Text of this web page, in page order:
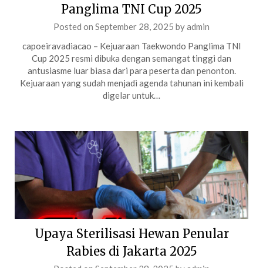
Panglima TNI Cup 2025
Posted on September 28, 2025 byadmin
capoeiravadiacao – Kejuaraan Taekwondo Panglima TNI
Cup 2025 resmi dibuka dengan semangat tinggi dan
antusiasme luar biasa dari para peserta dan penonton.
Kejuaraan yang sudah menjadi agenda tahunan ini kembali
digelar untuk…
Upaya Sterilisasi Hewan Penular
Rabies di Jakarta 2025